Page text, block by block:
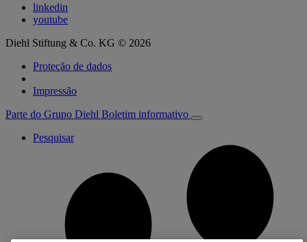
linkedin
youtube
Diehl Stiftung & Co. KG © 2026
Proteção de dados
Impressão
Parte do Grupo Diehl Boletim informativo
Pesquisar